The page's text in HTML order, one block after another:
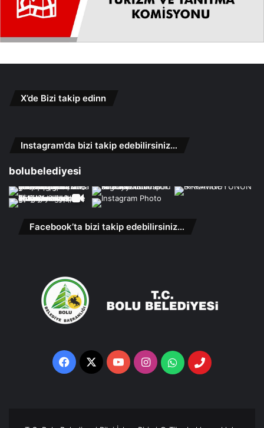
X’de Bizi takip edinn
Instagram’da bizi takip edebilirsiniz…
bolubelediyesi
Facebook’ta bizi takip edebilirsiniz…
Facebook
X YouTubeInstagramWhatsappTelefon